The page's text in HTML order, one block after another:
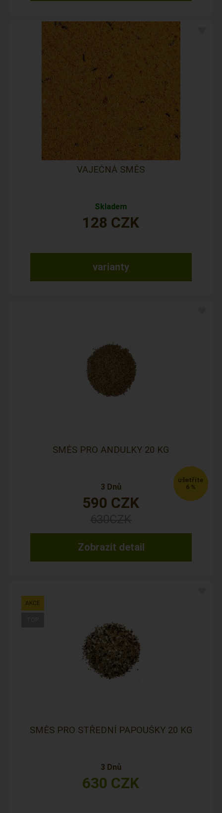
VAJEČNÁ SMĚS
Skladem
varianty
128 CZK
SMĚS PRO ANDULKY 20 KG
3 Dnů
Zobrazit detail
590 CZK
6 %
SMĚS PRO STŘEDNÍ PAPOUŠKY 20 KG
3 Dnů
630 CZK